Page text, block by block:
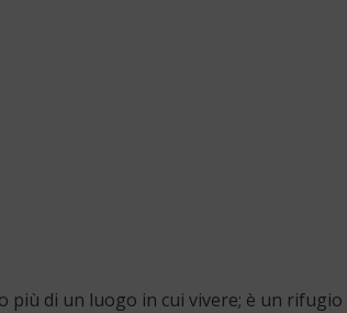
più di un luogo in cui vivere; è un